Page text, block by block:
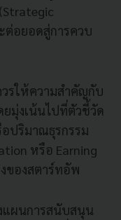
ต่อยอดสู่การควบ
วรให้ความสำคัญกับ
มุ่งเน้นไปที่ตัวชี้วัด
ปริมาณธุรกรรม
หรือ Earning
ของสตาร์ทอัพ
งแผนการสนับสนุน